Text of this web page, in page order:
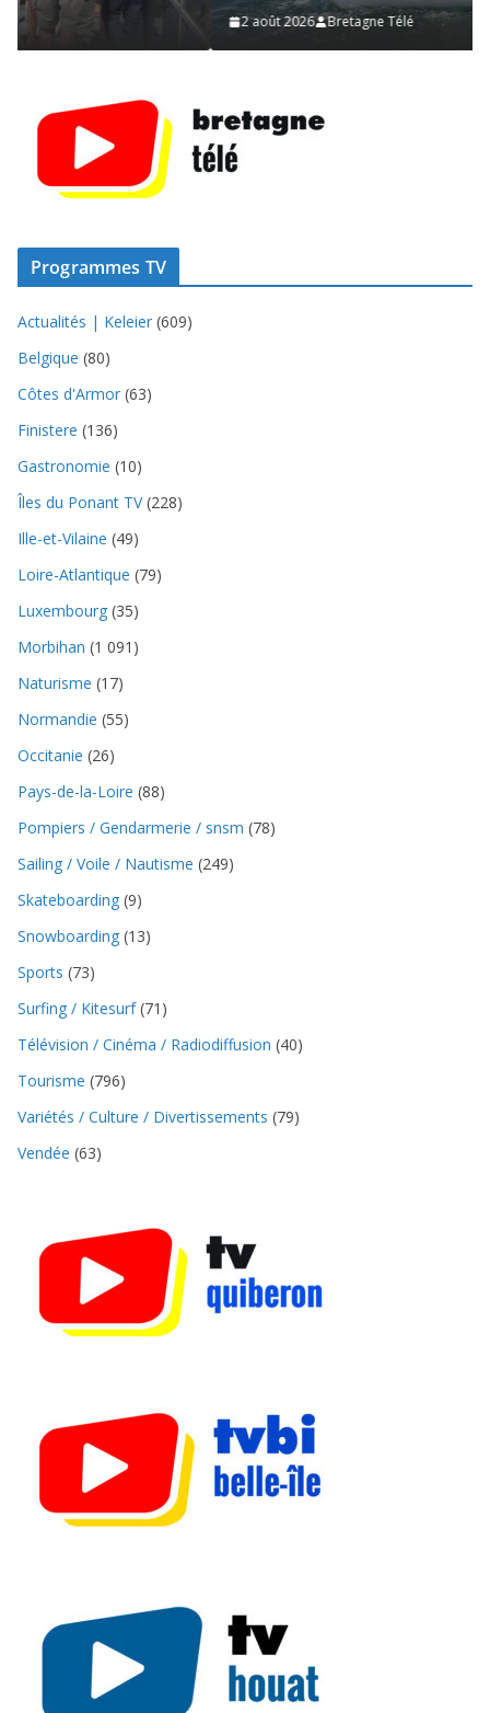
2 août 2026 Bretagne Télé
Programmes TV
Actualités | Keleier (609)
Belgique (80)
Côtes d'Armor (63)
Finistere (136)
Gastronomie (10)
Îles du Ponant TV(228)
Ille-et-Vilaine (49)
Loire-Atlantique (79)
Luxembourg (35)
Morbihan (1 091)
Naturisme (17)
Normandie (55)
Occitanie (26)
Pays-de-la-Loire (88)
Pompiers / Gendarmerie / snsm (78)
Sailing / Voile / Nautisme (249)
Skateboarding (9)
Snowboarding (13)
Sports (73)
Surfing / Kitesurf(71)
Télévision / Cinéma / Radiodiffusion (40)
Tourisme (796)
Variétés / Culture / Divertissements (79)
Vendée (63)